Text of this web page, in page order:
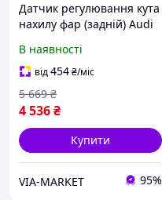
Датчик регулювання кута
нахилу фар (задній) Audi
В наявності
від454₴/міс
4 536₴
5 669 ₴
Купити
VIA-MARKET 95%